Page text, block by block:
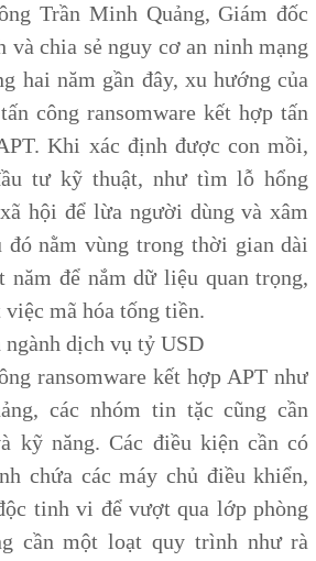
Trần Minh Quảng, Giám đốc
và chia sẻ nguy cơ an ninh mạng
hai năm gần đây, xu hướng của
công ransomware kết hợp tấn
Khi xác định được con mồi,
tư kỹ thuật, như tìm lỗ hổng
hội để lừa người dùng và xâm
đó nằm vùng trong thời gian dài
năm để nắm dữ liệu quan trọng,
mã hóa tống tiền.
ngành dịch vụ tỷ USD
ransomware kết hợp APT như
các nhóm tin tặc cũng cần
kỹ năng. Các điều kiện cần có
chứa các máy chủ điều khiển,
tinh vi để vượt qua lớp phòng
cần một loạt quy trình như rà